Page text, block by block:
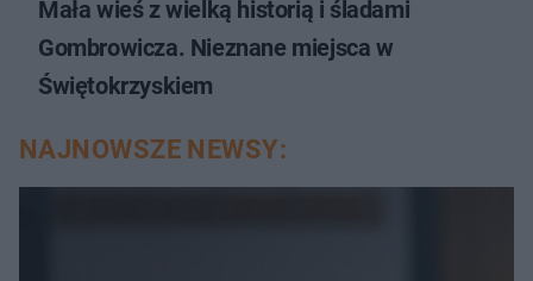
Mała wieś z wielką historią i śladami
Gombrowicza. Nieznane miejsca w
Świętokrzyskiem
NAJNOWSZE NEWSY: